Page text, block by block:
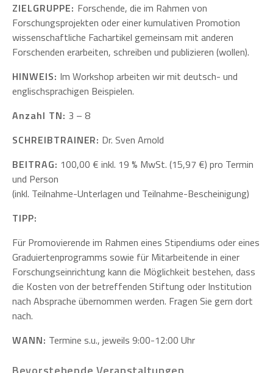
ZIELGRUPPE: Forschende, die im Rahmen von
Forschungsprojekten oder einer kumulativen Promotion
wissenschaftliche Fachartikel gemeinsam mit anderen
Forschenden erarbeiten, schreiben und publizieren (wollen).
HINWEIS: Im Workshop arbeiten wir mit deutsch- und
englischsprachigen Beispielen.
Anzahl TN: 3 – 8
SCHREIBTRAINER: Dr. Sven Arnold
BEITRAG: 100,00 € inkl. 19 % MwSt. (15,97 €) pro Termin
und Person
(inkl. Teilnahme-Unterlagen und Teilnahme-Bescheinigung)
TIPP:
Für Promovierende im Rahmen eines Stipendiums oder eines
Graduiertenprogramms sowie für Mitarbeitende in einer
Forschungseinrichtung kann die Möglichkeit bestehen, dass
die Kosten von der betreffenden Stiftung oder Institution
nach Absprache übernommen werden. Fragen Sie gern dort
nach.
WANN: Termine s.u., jeweils 9:00-12:00 Uhr